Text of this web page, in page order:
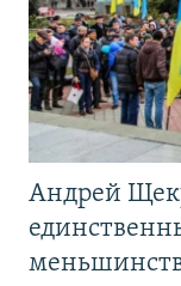
Андрей